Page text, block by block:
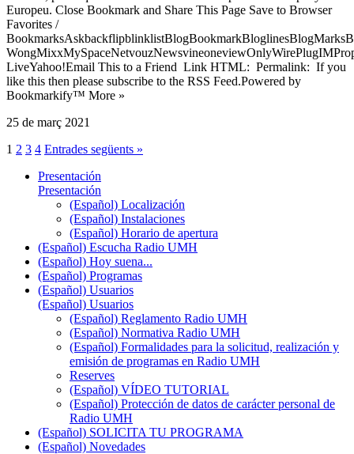
Europeu. Close Bookmark and Share This Page Save to Browser
Favorites /
LiveYahoo!Email This to a Friend Link HTML: Permalink: If you
like this then please subscribe to the RSS Feed.Powered by
Bookmarkify™ More »
25 de març 2021
1 2 3 4 Entrades següents »
Presentación
Presentación
(Español) Localización
(Español) Instalaciones
(Español) Horario de apertura
(Español) Escucha Radio UMH
(Español) Hoy suena...
(Español) Programas
(Español) Usuarios
(Español) Usuarios
(Español) Reglamento Radio UMH
(Español) Normativa Radio UMH
(Español) Formalidades para la solicitud, realización y
emisión de programas en Radio UMH
Reserves
(Español) VÍDEO TUTORIAL
(Español) Protección de datos de carácter personal de
Radio UMH
(Español) SOLICITA TU PROGRAMA
(Español) Novedades